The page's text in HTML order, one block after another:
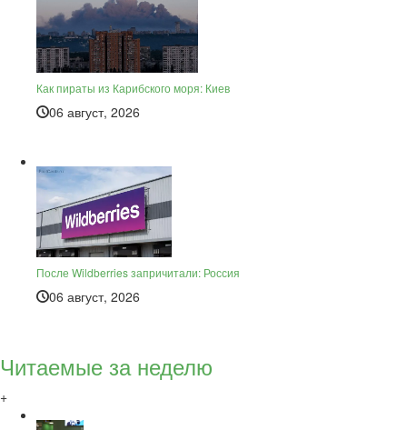
Как пираты из Карибского моря: Киев
06 август, 2026
После Wildberries запричитали: Россия
06 август, 2026
Читаемые за неделю
+